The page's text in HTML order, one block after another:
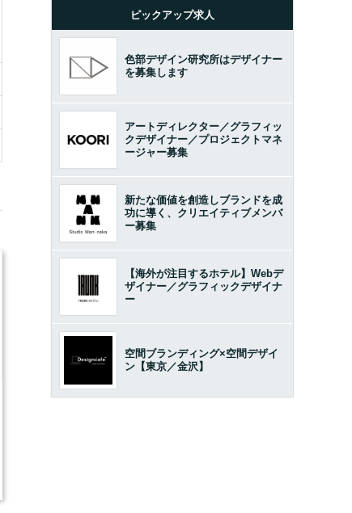
ピックアップ求人
色部デザイン研究所はデザイナー
を募集します
アートディレクター／グラフィッ
クデザイナー／プロジェクトマネ
ージャー募集
新たな価値を創造しブランドを成
功に導く、クリエイティブメンバ
ー募集
【海外が注目するホテル】Webデ
ザイナー／グラフィックデザイナ
ー
空間ブランディング×空間デザイ
ン【東京／金沢】